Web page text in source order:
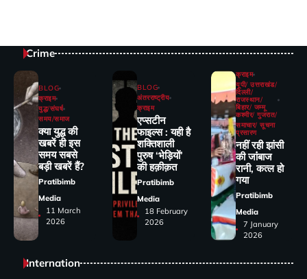
Crime
BLOG
क्राइम
युद्ध/संघर्ष
समय/समाज
क्या युद्ध की
खबरें ही इस
समय सबसे
बड़ी खबरें हैं?
Pratibimb
Media
11 March
2026
BLOG
अंतरराष्ट्रीय
क्राइम
एप्सटीन
फाइल्स : यही है
शक्तिशाली
पुरुष ‘भेड़ियों’
की हक़ीक़त
Pratibimb
Media
18 February
2026
क्राइम
यूपी/ उत्तराखंड/
दिल्ली/
राजस्थान/
बिहार/ जम्मू
कश्मीर/ गुजरात/
समाचार/ सूचना
प्रसारण
नहीं रही झांसी
की जांंबाज
रानी, कत्‍ल हो
गया
Pratibimb
Media
7 January
2026
Internation